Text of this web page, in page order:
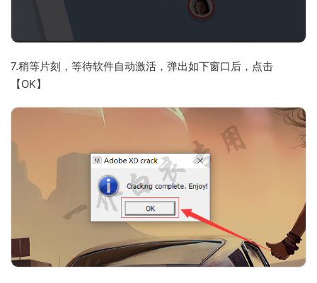
7.稍等片刻，等待软件自动激活，弹出如下窗口后，点击
【OK】